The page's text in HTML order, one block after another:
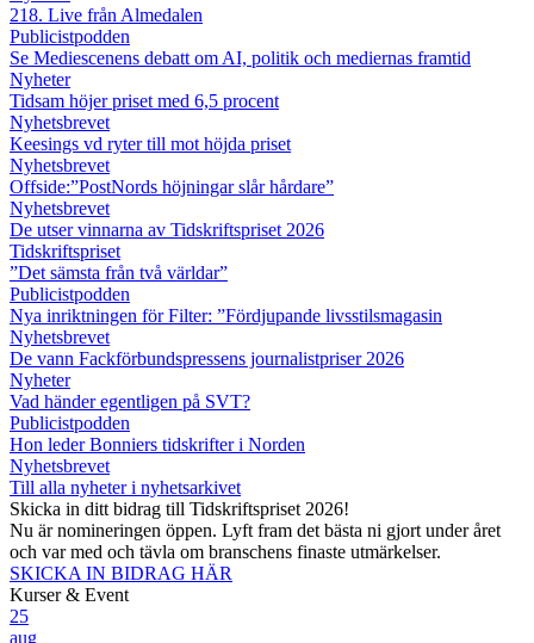
218. Live från Almedalen
Publicistpodden
Se Mediescenens debatt om AI, politik och mediernas framtid
Nyheter
Tidsam höjer priset med 6,5 procent
Nyhetsbrevet
Keesings vd ryter till mot höjda priset
Nyhetsbrevet
Offside:”PostNords höjningar slår hårdare”
Nyhetsbrevet
De utser vinnarna av Tidskriftspriset 2026
Tidskriftspriset
”Det sämsta från två världar”
Publicistpodden
Nya inriktningen för Filter: ”Fördjupande livsstilsmagasin
Nyhetsbrevet
De vann Fackförbundspressens journalistpriser 2026
Nyheter
Vad händer egentligen på SVT?
Publicistpodden
Hon leder Bonniers tidskrifter i Norden
Nyhetsbrevet
Till alla nyheter i nyhetsarkivet
Skicka in ditt bidrag till Tidskriftspriset 2026!
Nu är nomineringen öppen. Lyft fram det bästa ni gjort under året
och var med och tävla om branschens finaste utmärkelser.
SKICKA IN BIDRAG HÄR
Kurser & Event
25
aug